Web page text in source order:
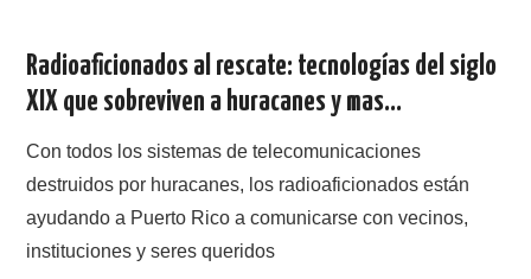
CONTACTO
IMÁGENES CRECJ
LA PULGA MERCANTE
Radioaficionados al rescate: tecnologías del siglo
XIX que sobreviven a huracanes y mas…
Con todos los sistemas de telecomunicaciones
destruidos por huracanes, los radioaficionados están
ayudando a Puerto Rico a comunicarse con vecinos,
instituciones y seres queridos